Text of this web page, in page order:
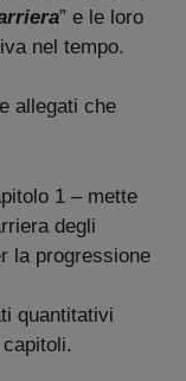
” e le loro
nel tempo.
allegati che
1 – mette
degli
la progressione
quantitativi